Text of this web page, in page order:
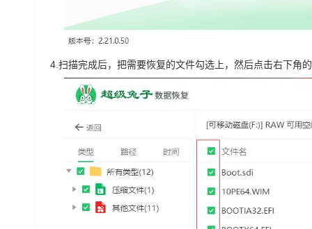
4. 扫描完成后，把需要恢复的文件勾选上，然后点击右下角